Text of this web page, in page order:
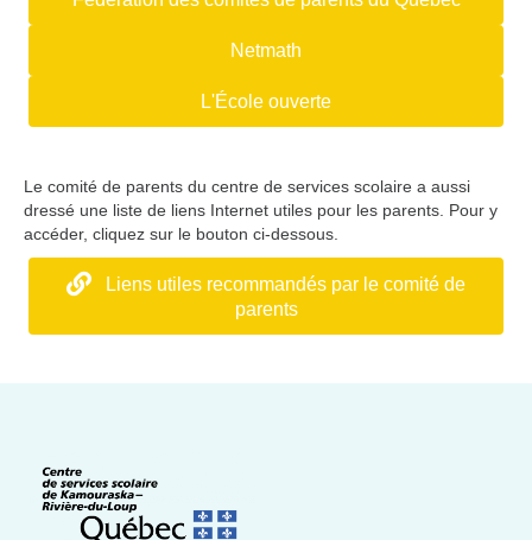
Netmath
L'École ouverte
Le comité de parents du centre de services scolaire a aussi
dressé une liste de liens Internet utiles pour les parents. Pour y
accéder, cliquez sur le bouton ci-dessous.
Liens utiles recommandés par le comité de
parents